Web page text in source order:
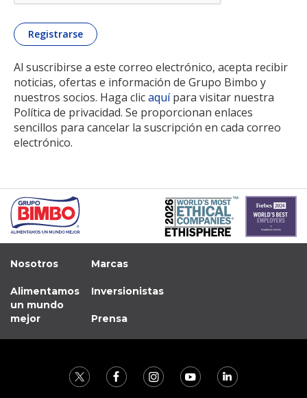
Al suscribirse a este correo electrónico, acepta recibir
noticias, ofertas e información de Grupo Bimbo y
nuestros socios. Haga clicaquípara visitar nuestra
Política de privacidad. Se proporcionan enlaces
sencillos para cancelar la suscripción en cada correo
electrónico.
Nosotros
Alimentamos
un mundo
mejor
Marcas
Inversionistas
Prensa